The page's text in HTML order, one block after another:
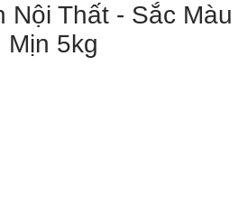
Nội Thất - Sắc Màu
Mịn 5kg